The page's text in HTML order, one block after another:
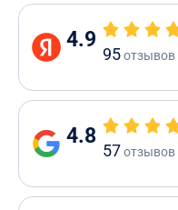
4.9
95отзывов
4.8
57отзывов